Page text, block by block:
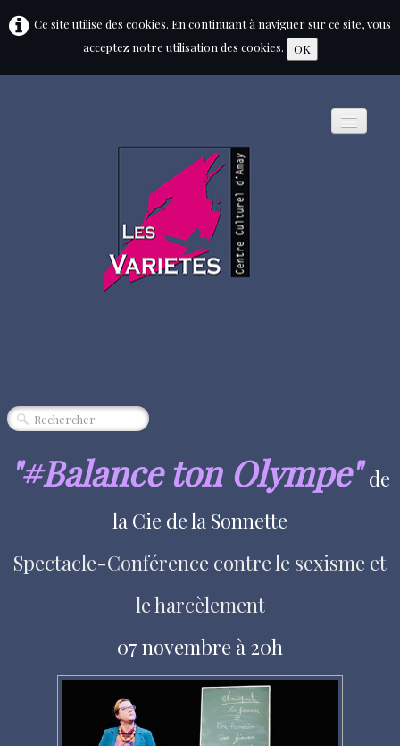
Ce site utilise des cookies. En continuant à naviguer sur ce site, vous
acceptez notre utilisation des cookies.
OK
MUSIQUE
EXPOSITION
ÉVÈNEMENT
QUI SOMMES-NOUS ?
"#Balance ton Olympe"de
la Cie de la Sonnette
Spectacle-Conférence contre le sexisme et
le harcèlement
07 novembre à 20h